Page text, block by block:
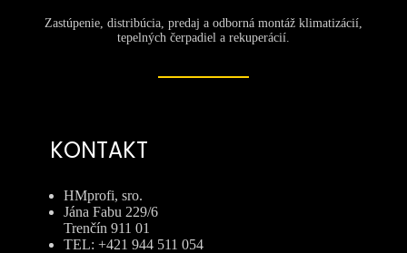
Zastúpenie, distribúcia, predaj a odborná montáž klimatizácií,
tepelných čerpadiel a rekuperácií.
KONTAKT
HMprofi, sro.
Jána Fabu 229/6
Trenčín 911 01
TEL: +421 944 511 054